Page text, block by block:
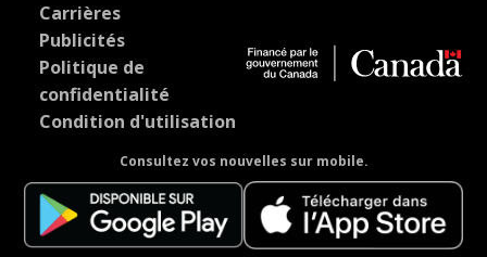
Carrières
Publicités
Politique de
confidentialité
Condition d'utilisation
Consultez vos nouvelles sur mobile.